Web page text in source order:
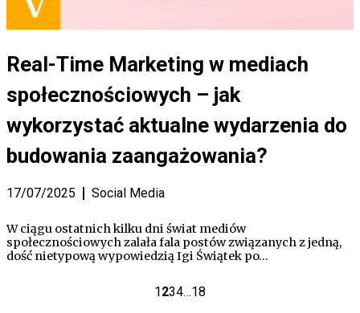
Real-Time Marketing w mediach
społecznościowych – jak
wykorzystać aktualne wydarzenia do
budowania zaangażowania?
17/07/2025 Social Media
W ciągu ostatnich kilku dni świat mediów
społecznościowych zalała fala postów związanych z jedną,
dość nietypową wypowiedzią Igi Świątek po…
1234…18